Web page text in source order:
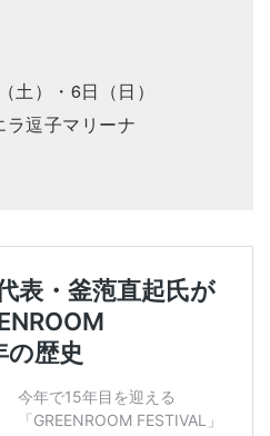
土）・6日（日）
逗子マリーナ